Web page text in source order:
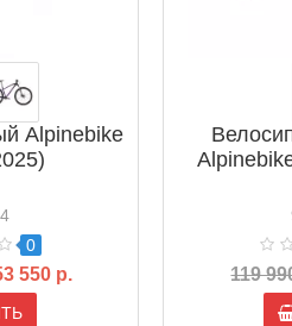
Alpinebike
0
550 р. 119